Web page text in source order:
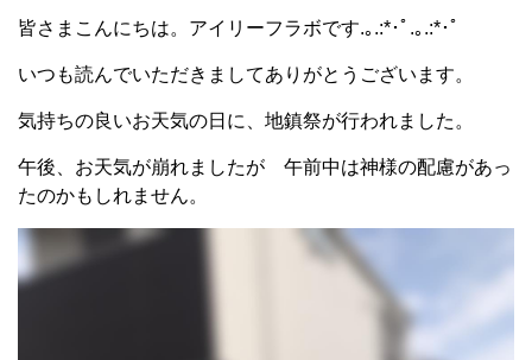
皆さまこんにちは。アイリーフラボです.｡.:*･ﾟ.｡.:*･ﾟ
いつも読んでいただきましてありがとうございます。
気持ちの良いお天気の日に、地鎮祭が行われました。
午後、お天気が崩れましたが 午前中は神様の配慮があっ
たのかもしれません。